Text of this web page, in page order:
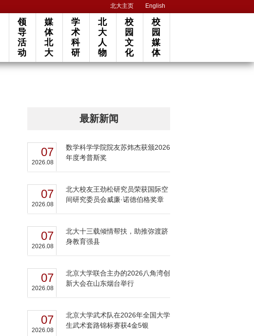
北大主页 English
领
导
活
动
媒
体
北
大
学
术
科
研
北
大
人
物
校
园
文
化
校
园
媒
体
最新新闻
07
2026.08
数学科学学院院友苏炜杰获颁2026
年度考普斯奖
07
2026.08
北大校友王劲松研究员荣获国际空
间研究委员会威廉·诺德伯格奖章
07
2026.08
北大十三载倾情帮扶，助推弥渡跻
身教育强县
07
2026.08
北京大学联合主办的2026八角湾创
新大会在山东烟台举行
07
2026.08
北京大学武术队在2026年全国大学
生武术套路锦标赛获4金5银